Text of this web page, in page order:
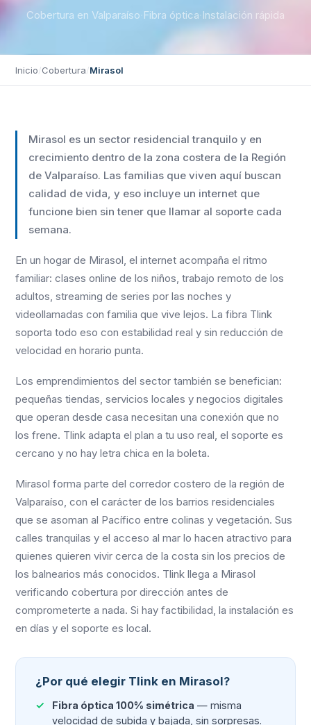
Cobertura en Valparaíso Fibra óptica Instalación rápida
Inicio/Cobertura/Mirasol
Mirasol es un sector residencial tranquilo y en
crecimiento dentro de la zona costera de la Región
de Valparaíso. Las familias que viven aquí buscan
calidad de vida, y eso incluye un internet que
funcione bien sin tener que llamar al soporte cada
semana.
En un hogar de Mirasol, el internet acompaña el ritmo
familiar: clases online de los niños, trabajo remoto de los
adultos, streaming de series por las noches y
videollamadas con familia que vive lejos. La fibra Tlink
soporta todo eso con estabilidad real y sin reducción de
velocidad en horario punta.
Los emprendimientos del sector también se benefician:
pequeñas tiendas, servicios locales y negocios digitales
que operan desde casa necesitan una conexión que no
los frene. Tlink adapta el plan a tu uso real, el soporte es
cercano y no hay letra chica en la boleta.
Mirasol forma parte del corredor costero de la región de
Valparaíso, con el carácter de los barrios residenciales
que se asoman al Pacífico entre colinas y vegetación. Sus
calles tranquilas y el acceso al mar lo hacen atractivo para
quienes quieren vivir cerca de la costa sin los precios de
los balnearios más conocidos. Tlink llega a Mirasol
verificando cobertura por dirección antes de
comprometerte a nada. Si hay factibilidad, la instalación es
en días y el soporte es local.
¿Por qué elegir Tlink en Mirasol?
Fibra óptica 100% simétrica — misma
velocidad de subida y bajada, sin sorpresas.